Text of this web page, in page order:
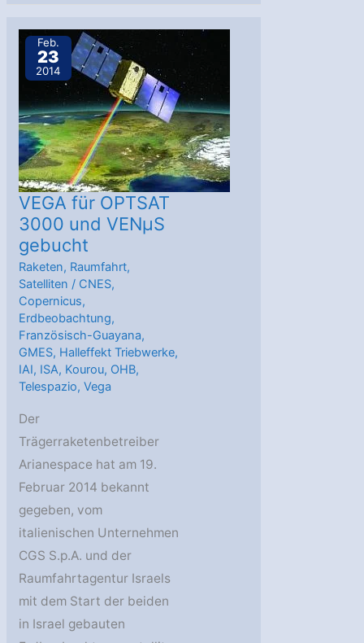
OfeqFeb.
23
2014
VEGA für OPTSAT
3000 und VENµS
gebucht
Raketen, Raumfahrt,
Satelliten / CNES,
Copernicus,
Erdbeobachtung,
Französisch-Guayana,
GMES, Halleffekt Triebwerke,
IAI, ISA, Kourou, OHB,
Telespazio,Vega
Der
Trägerraketenbetreiber
Arianespace hat am 19.
Februar 2014 bekannt
gegeben, vom
italienischen Unternehmen
CGS S.p.A. und der
Raumfahrtagentur Israels
mit dem Start der beiden
in Israel gebauten